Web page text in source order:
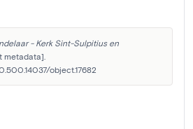
- Kerk Sint-Sulpitius en
object.17682